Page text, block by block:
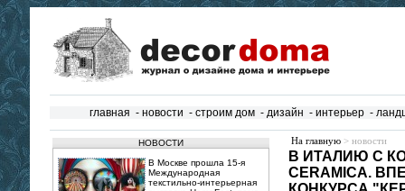
главная - новости - строим дом - дизайн - интерьер -
НОВОСТИ
В Москве прошла 15‑я
Международная
текстильно‑интерьерная
На главную > новости
В ИТАЛИЮ С
CERAMICA.